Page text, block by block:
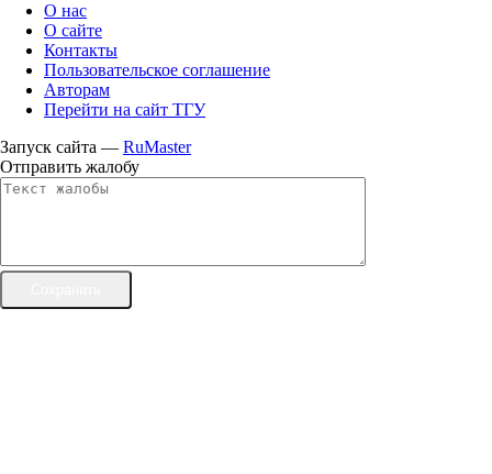
О нас
О сайте
Контакты
Пользовательское соглашение
Авторам
Перейти на сайт ТГУ
Запуск сайта — RuMaster
Отправить жалобу